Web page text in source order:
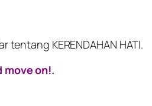
KERENDAHAN HATI.
move on!.